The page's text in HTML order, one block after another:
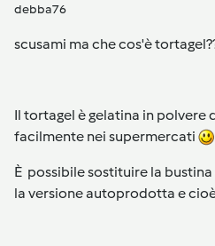
debba76
scusami ma che cos'è
Il tortagel è gelatina in polvere
facilmente nei supermercati
È possibile sostituire la
la versione autoprodotta e